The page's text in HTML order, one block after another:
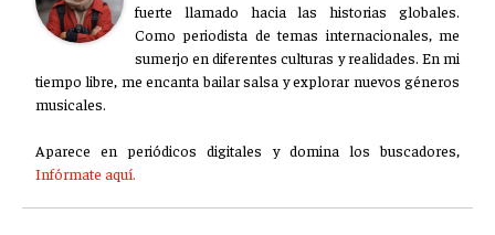
fuerte llamado hacia las historias globales.
Como periodista de temas internacionales, me
sumerjo en diferentes culturas y realidades. En mi
tiempo libre, me encanta bailar salsa y explorar nuevos géneros
musicales.
Aparece en periódicos digitales y domina los buscadores,
Infórmate aquí.